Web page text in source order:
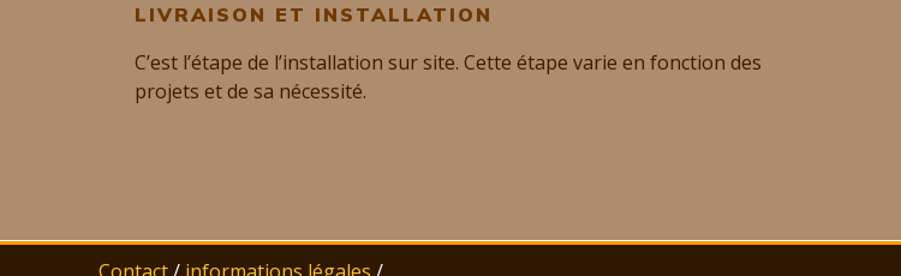
LIVRAISON ET INSTALLATION
C’est l’étape de l’installation sur site. Cette étape varie en fonction des
projets et de sa nécessité.